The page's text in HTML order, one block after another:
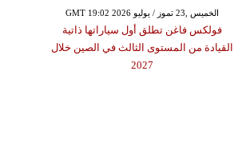
GMT 19:02 2026 الخميس ,23 تموز / يوليو
فولكس فاغن تطلق أول سياراتها ذاتية
القيادة من المستوى الثالث في الصين خلال
2027